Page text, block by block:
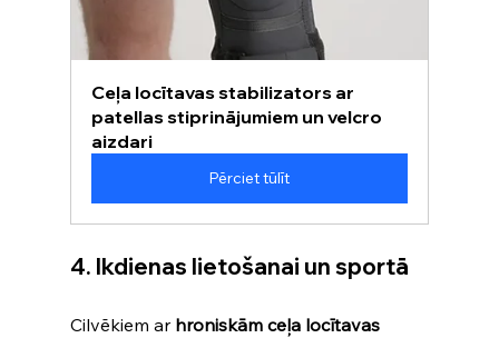
Ceļa locītavas stabilizators ar
patellas stiprinājumiem un velcro
aizdari
Pērciet tūlīt
4. Ikdienas lietošanai un sportā
Cilvēkiem ar hroniskām ceļa locītavas